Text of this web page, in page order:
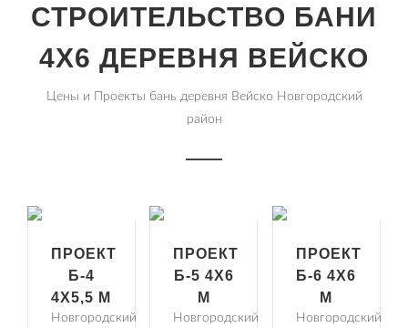
СТРОИТЕЛЬСТВО БАНИ
4Х6 ДЕРЕВНЯ ВЕЙСКО
Цены и Проекты бань деревня Вейско Новгородский
район
ПРОЕКТ
Б-4
4Х5,5 М
Новгородский
ПРОЕКТ
Б-5 4Х6
М
Новгородский
ПРОЕКТ
Б-6 4Х6
М
Новгородский